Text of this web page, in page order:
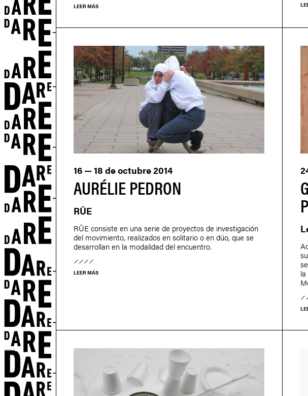
LEER MÁS
AURÉLIE PEDRON
16 — 18 de octubre 2014
RÛE
RÛE consiste en una serie de proyectos de investigación
del movimiento, realizados en solitario o en dúo, que se
desarrollan en la modalidad del encuentro.
LEER MÁS